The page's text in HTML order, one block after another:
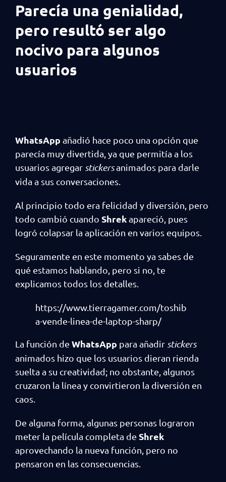
Parecía una genialidad,
pero resultó ser algo
nocivo para algunos
usuarios
WhatsApp añadió hace poco una opción que
parecía muy divertida, ya que permitía a los
usuarios agregar stickersanimados para darle
vida a sus conversaciones.
Al principio todo era felicidad y diversión, pero
todo cambió cuando Shrekapareció, pues
logró colapsar la aplicación en varios equipos.
Seguramente en este momento ya sabes de
qué estamos hablando, pero si no, te
explicamos todos los detalles.
https://www.tierragamer.com/toshib
a-vende-linea-de-laptop-sharp/
La función de WhatsApp para añadir stickers
animados hizo que los usuarios dieran rienda
suelta a su creatividad; no obstante, algunos
cruzaron la línea y convirtieron la diversión en
caos.
De alguna forma, algunas personas lograron
meter la película completa de Shrek
aprovechando la nueva función, pero no
pensaron en las consecuencias.